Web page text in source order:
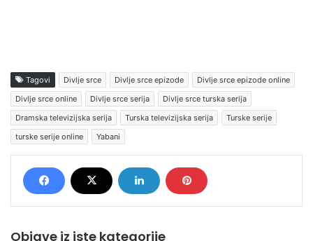
Tagovi Divlje srce Divlje srce epizode
Divlje srce epizode online
Divlje srce online
Divlje srce serija
Divlje srce turska serija
Dramska televizijska serija
Turska televizijska serija
Turske serije
turske serije online
Yabani
Objave iz iste kategorije